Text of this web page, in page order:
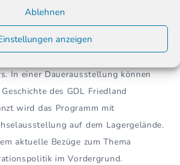
Ablehnen
anzeigen
nicht zuletzt die Errichtung einer
für Migration und
in Friedland 2011. Fünf Jahre später,
In einer Dauerausstellung können
des GDL Friedland
wird das Programm mit
auf dem Lagergelände.
aktuelle Bezüge zum Thema
im Vordergrund.